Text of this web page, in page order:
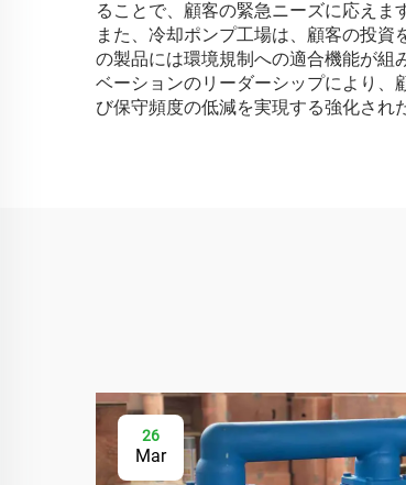
ることで、顧客の緊急ニーズに応えま
また、冷却ポンプ工場は、顧客の投
の製品には環境規制への適合機能が組
ベーションのリーダーシップにより、
び保守頻度の低減を実現する強化され
26
Mar